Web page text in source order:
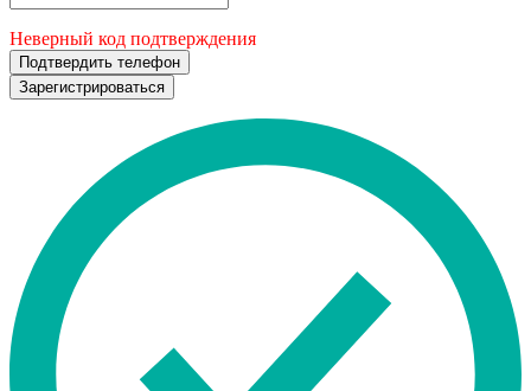
Неверный код подтверждения
Подтвердить телефон
Зарегистрироваться